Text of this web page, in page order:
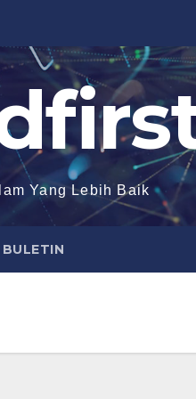
Yang Lebih Baik
BULETIN